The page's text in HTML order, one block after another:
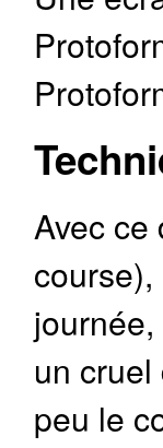
Avec ce
un
peu le